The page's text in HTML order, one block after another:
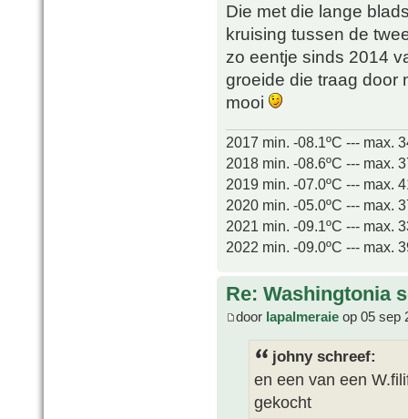
Die met die lange
kruising tussen de
zo eentje sinds 2014
groeide die traag door
mooi
2017 min. -08.1ºC --- max.
2018 min. -08.6ºC --- max.
2019 min. -07.0ºC --- max.
2020 min. -05.0ºC --- max.
2021 min. -09.1ºC --- max.
2022 min. -09.0ºC --- max.
Re: Washingtonia
door lapalmeraie op 05 sep
johny schreef:
en een van een
gekocht